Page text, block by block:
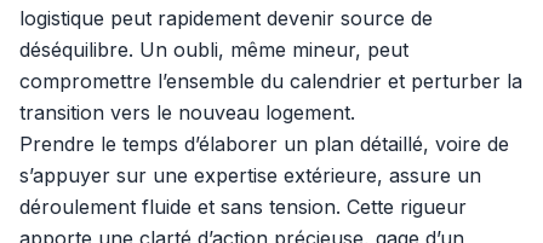
logistique peut rapidement devenir source de
déséquilibre. Un oubli, même mineur, peut
compromettre l’ensemble du calendrier et perturber la
transition vers le nouveau logement.
Prendre le temps d’élaborer un plan détaillé, voire de
s’appuyer sur une expertise extérieure, assure un
déroulement fluide et sans tension. Cette rigueur
apporte une clarté d’action précieuse, gage d’un